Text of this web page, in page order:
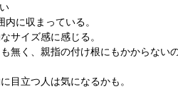
に収まっている。
サイズ感に感じる。
無く、親指の付け根にもかからない
目立つ人は気になるかも。